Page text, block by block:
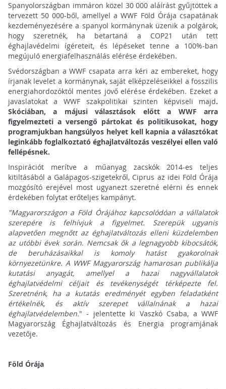
Spanyolországban immáron közel 30 000 aláírást gyűjtöttek a
tervezett 50 000-ből, amellyel a WWF Föld Órája csapatának
kezdeményezésére a spanyol kormánynak üzenik a polgárok,
hogy szeretnék, ha betartaná a COP21 után tett
éghajlavédelmi ígéreteit, és lépéseket tenne a 100%-ban
megújuló energiafelhasználás elérése érdekében.
Svédországban a WWF csapata arra kéri az embereket, hogy
írjanak levelet a kormánynak, saját elképzeléseikkel a fosszilis
energiahordozóktól mentes jövő elérése érdekében. Ezeket a
javaslatokat a WWF szakpolitikai szinten képviseli majd.
Skóciában, a májusi választások előtt a WWF arra
figyelmezteti a versengő pártokat és politikusokat, hogy
programjukban hangsúlyos helyet kell kapnia a választókat
leginkább foglalkoztató éghajlatváltozás veszélyei ellen való
fellépésnek.
Inspirációt merítve a műanyag zacskók 2014-es teljes
kitiltásából a Galápagos-szigetekről, Ciprus az idei Föld Órája
mozgósító erejével most ugyanezt szeretné elérni és ennek
érdekében folytat erőteljes kampányt.
"Magyarországon a Föld Órájához kapcsolódóan a vállalatok
szerepére is felhívjuk a figyelmet. Szerepük ugyanis
alapvetően megnőtt az éghajlatváltozás elleni küzdelemben
az utóbbi évek során. Nemcsak ők a legnagyobb kibocsátók,
de beruházásaikkal is komoly hatást gyakorolnak
környezetünkre. A WWF Magyarország hamarosan publikálja
kutatási anyagát, amellyel a hazai nagyvállalatok
éghajlatvédelmi céljait és tevékenységét térképezte fel.
Szeretnénk, ha a kutatás eredményét egyben feladatként
értékelnék, és aktív szerepet vállalnának a hazai
éghajlatvédelemben." - jelentette ki Vaszkó Csaba, a WWF
Magyarország Éghajlatváltozás és Energia programjának
vezetője.
Föld Órája